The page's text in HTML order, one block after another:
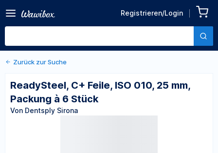
Registrieren/Login
010, 25 mm, Packung à 6
Stück
Von Dentsply Sirona
Zurück zu den Produktdetails
Zurück zur Suche
ReadySteel, C+ Feile, ISO 010, 25 mm,
Packung à 6 Stück
Von Dentsply Sirona